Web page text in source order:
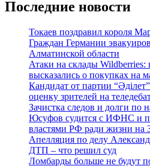
Последние новости
Токаев поздравил короля
Граждан Германии
Алматинской области
Атаки на склады
высказались о покупках на
Кандидат от партии
оценку зрителей на
Зачистка следов и долги по
Юсуфов судится с ИФНС и
властями РФ ради жизни на
Апелляция по делу
ДТП – что решил суд
Ломбарды больше не будут